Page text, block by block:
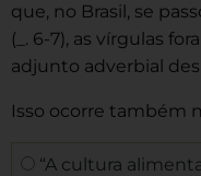
que, no Brasil, se
(_. 6-7), as vírgulas
adjunto adverbial
Isso ocorre também
“A cultura